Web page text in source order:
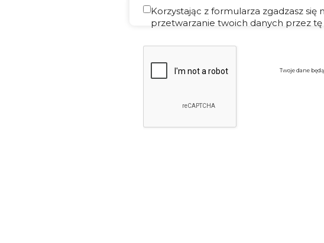
Korzystając z formularza zgadzasz się
przetwarzanie twoich danych przez tę
Twoje dane